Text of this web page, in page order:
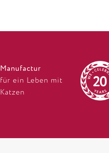
Manufactur
für ein Leben mit
Katzen